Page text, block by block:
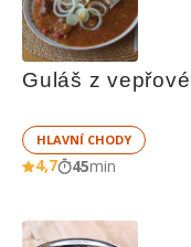
Guláš z
HLAVNÍ CHODY
4,7 45min